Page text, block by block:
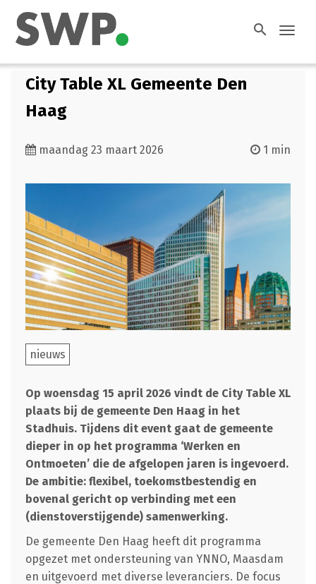
search
City Table XL Gemeente Den
Haag
maandag 23 maart 2026 1 min
nieuws
Op woensdag 15 april 2026 vindt de City Table XL
plaats bij de gemeente Den Haag in het
Stadhuis. Tijdens dit event gaat de gemeente
dieper in op het programma ‘Werken en
Ontmoeten’ die de afgelopen jaren is ingevoerd.
De ambitie: flexibel, toekomstbestendig en
bovenal gericht op verbinding met een
(dienstoverstijgende) samenwerking.
De gemeente Den Haag heeft dit programma
opgezet met ondersteuning van YNNO, Maasdam
en uitgevoerd met diverse leveranciers. De focus